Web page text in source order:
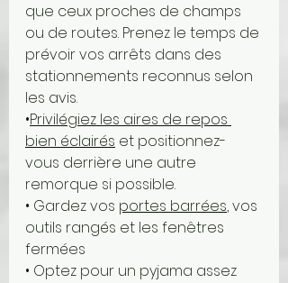
que ceux proches de champs
ou de routes. Prenez le temps de
prévoir vos arrêts dans des
stationnements reconnus selon
les avis.
•Privilégiez les aires de repos
bien éclairés et positionnez-
vous derrière une autre
remorque si possible.
• Gardez vos portes barrées, vos
outils rangés et les fenêtres
fermées
• Optez pour un pyjama assez